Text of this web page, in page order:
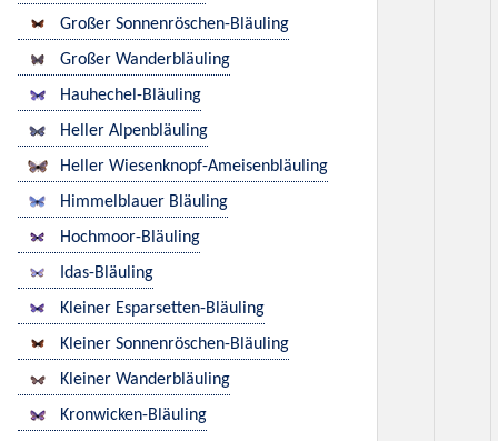
Großer Sonnenröschen-Bläuling
Großer Wanderbläuling
Hauhechel-Bläuling
Heller Alpenbläuling
Heller Wiesenknopf-Ameisenbläuling
Himmelblauer Bläuling
Hochmoor-Bläuling
Idas-Bläuling
Kleiner Esparsetten-Bläuling
Kleiner Sonnenröschen-Bläuling
Kleiner Wanderbläuling
Kronwicken-Bläuling